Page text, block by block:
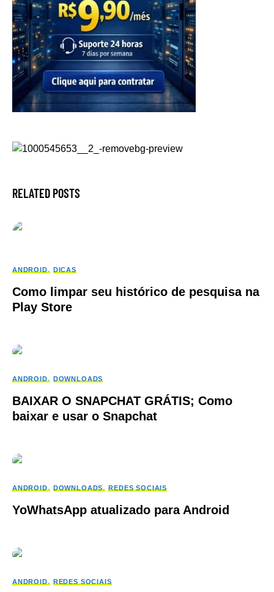
RELATED POSTS
ANDROID DICAS
Como limpar seu histórico de pesquisa na
Play Store
ANDROID DOWNLOADS
BAIXAR O SNAPCHAT GRÁTIS; Como
baixar e usar o Snapchat
ANDROID DOWNLOADS REDES SOCIAIS
YoWhatsApp atualizado para Android
ANDROID REDES SOCIAIS